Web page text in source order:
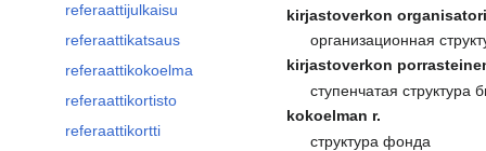
referaattijulkaisu
referaattikatsaus
referaattikokoelma
referaattikortisto
referaattikortti
kirjastoverkon
организационная
kirjastoverkon
ступенчатая структура
kokoelman r.
структура фонда